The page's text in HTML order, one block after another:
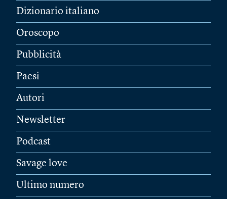
Dizionario italiano
Oroscopo
Pubblicità
Paesi
Autori
Newsletter
Podcast
Savage love
Ultimo numero